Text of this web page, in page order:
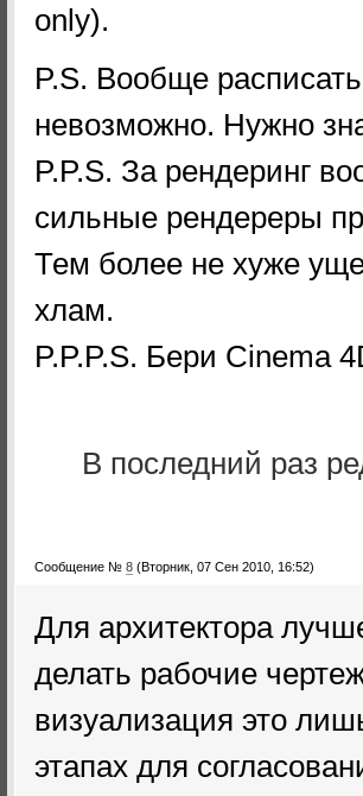
only).
P.S. Вообще
невозможно. Нужно
P.P.S. За рендеринг
сильные рендереры
Тем более не хуже
хлам.
P.P.P.S. Бери Cinema
В последний раз
Сообщение № 8 (Вторник, 07 Сен 2010, 16:52)
Для архитектора
делать рабочие
визуализация это
этапах для